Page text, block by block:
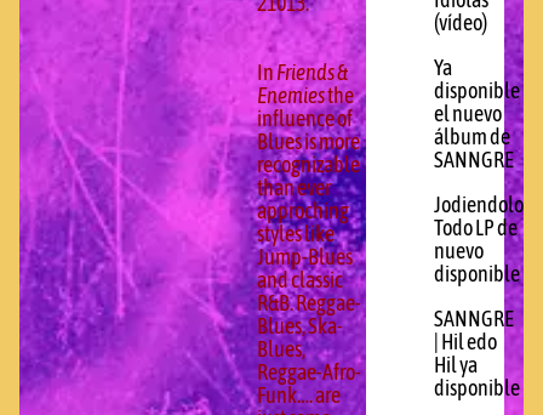
InFriends &
Enemiesthe
influence of
Blues is more
recognizable
than ever
approching
styles like
Jump-Blues
and classic
R&B.Reggae-
Blues, Ska-
Blues,
Reggae-Afro-
Funk…. are
(vídeo)
Ya
disponible
el nuevo
álbum de
SANNGRE
Jodiendolo
Todo LP de
nuevo
disponible
SANNGRE
| Hil edo
Hil ya
disponible